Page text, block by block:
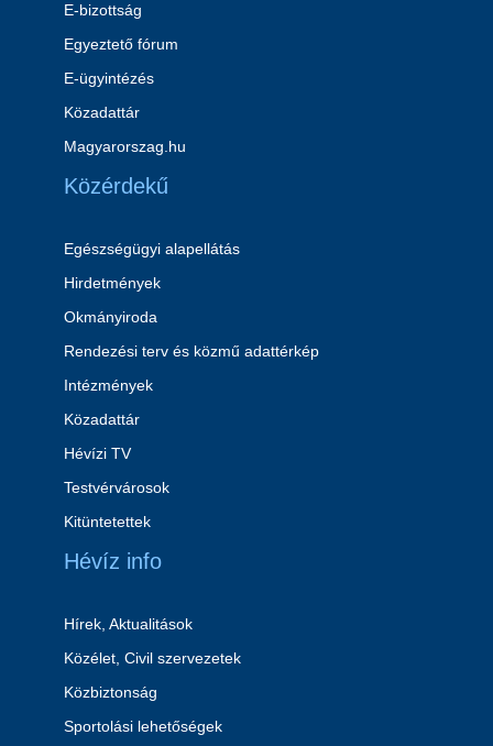
E-bizottság
Egyeztető fórum
E-ügyintézés
Közadattár
Magyarorszag.hu
Közérdekű
Egészségügyi alapellátás
Hirdetmények
Okmányiroda
Rendezési terv és közmű adattérkép
Intézmények
Közadattár
Hévízi TV
Testvérvárosok
Kitüntetettek
Hévíz info
Hírek, Aktualitások
Közélet, Civil szervezetek
Közbiztonság
Sportolási lehetőségek